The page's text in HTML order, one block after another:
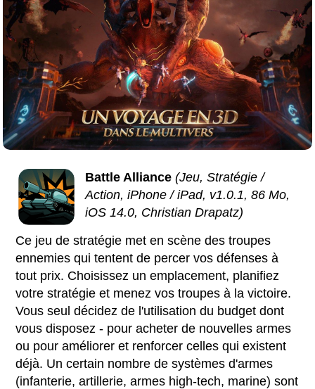
Battle Alliance (Jeu, Stratégie /
Action, iPhone / iPad, v1.0.1, 86 Mo,
iOS 14.0, Christian Drapatz)
Ce jeu de stratégie met en scène des troupes
ennemies qui tentent de percer vos défenses à
tout prix. Choisissez un emplacement, planifiez
votre stratégie et menez vos troupes à la victoire.
Vous seul décidez de l'utilisation du budget dont
vous disposez - pour acheter de nouvelles armes
ou pour améliorer et renforcer celles qui existent
déjà. Un certain nombre de systèmes d'armes
(infanterie, artillerie, armes high-tech, marine) sont